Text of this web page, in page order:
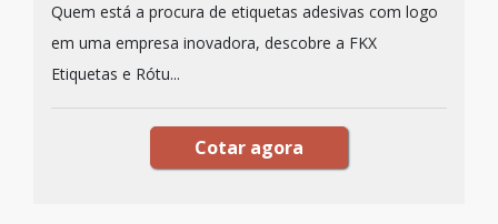
Quem está a procura de etiquetas adesivas com logo
em uma empresa inovadora, descobre a FKX
Etiquetas e Rótu...
Cotar agora